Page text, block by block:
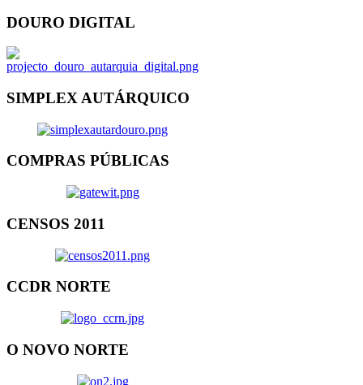
DOURO DIGITAL
SIMPLEX AUTÁRQUICO
COMPRAS PÚBLICAS
CENSOS 2011
CCDR NORTE
O NOVO NORTE